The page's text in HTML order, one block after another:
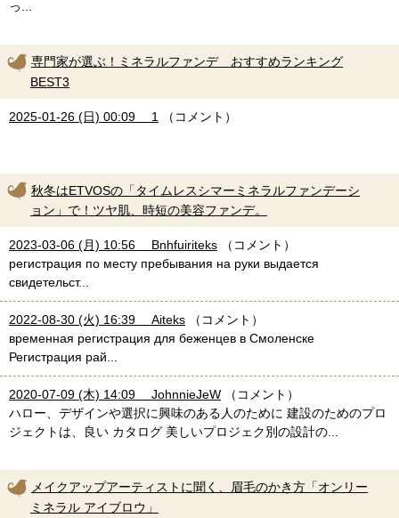
っ...
専門家が選ぶ！ミネラルファンデ おすすめランキング
BEST3
2025-01-26 (日) 00:09 1 （コメント）
秋冬はETVOSの「タイムレスシマーミネラルファンデーシ
ョン」で！ツヤ肌、時短の美容ファンデ。
2023-03-06 (月) 10:56 Bnhfuiriteks （コメント）
регистрация по месту пребывания на руки выдается
свидетельст...
2022-08-30 (火) 16:39 Aiteks （コメント）
временная регистрация для беженцев в Смоленске
Регистрация рай...
2020-07-09 (木) 14:09 JohnnieJeW （コメント）
ハロー、デザインや選択に興味のある人のために 建設のためのプロ
ジェクトは、良い カタログ 美しいプロジェク別の設計の...
メイクアップアーティストに聞く、眉毛のかき方「オンリー
ミネラル アイブロウ」